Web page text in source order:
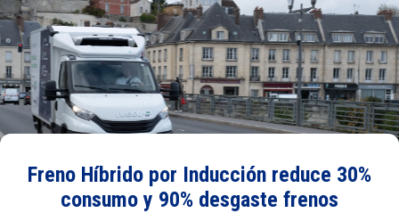
Freno Híbrido por Inducción reduce 30%
consumo y 90% desgaste frenos